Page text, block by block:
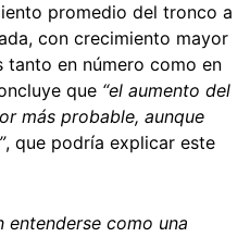
promedio del tronco a
con crecimiento mayor
tanto en número como en
que “el aumento del
más probable, aunque
, que podría explicar este
entenderse como una